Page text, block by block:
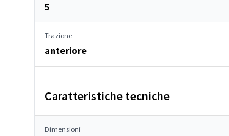
5
Trazione
anteriore
Caratteristiche tecniche
Dimensioni